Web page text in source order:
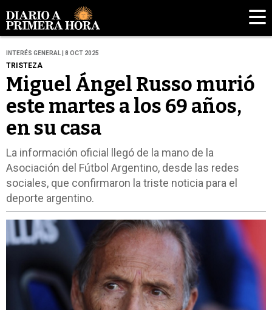
INTERÉS GENERAL | 8 OCT 2025
TRISTEZA
Miguel Ángel Russo murió
este martes a los 69 años,
en su casa
La información oficial llegó de la mano de la
Asociación del Fútbol Argentino, desde las redes
sociales, que confirmaron la triste noticia para el
deporte argentino.